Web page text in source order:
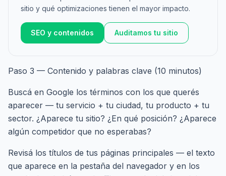
sitio y qué optimizaciones tienen el mayor impacto.
SEO y contenidos Auditamos tu sitio
Paso 3 — Contenido y palabras clave (10 minutos)
Buscá en Google los términos con los que querés
aparecer — tu servicio + tu ciudad, tu producto + tu
sector. ¿Aparece tu sitio? ¿En qué posición? ¿Aparece
algún competidor que no esperabas?
Revisá los títulos de tus páginas principales — el texto
que aparece en la pestaña del navegador y en los